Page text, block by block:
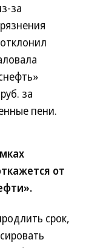
за
за
пени.
от
срок,